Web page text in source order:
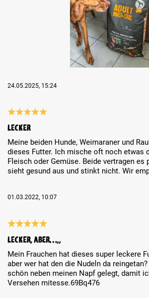
24.05.2025, 15:24
Lecker
Meine beiden Hunde, Weimaraner und
dieses Futter. Ich mische oft noch etwas
Fleisch oder Gemüse. Beide vertragen es
sieht gesund aus und stinkt nicht. Wir
01.03.2022, 10:07
Lecker, aber…,,
Mein Frauchen hat dieses super leckere
aber wer hat den die Nudeln da
schön neben meinen Napf gelegt, damit
Versehen mitesse.69Bq476